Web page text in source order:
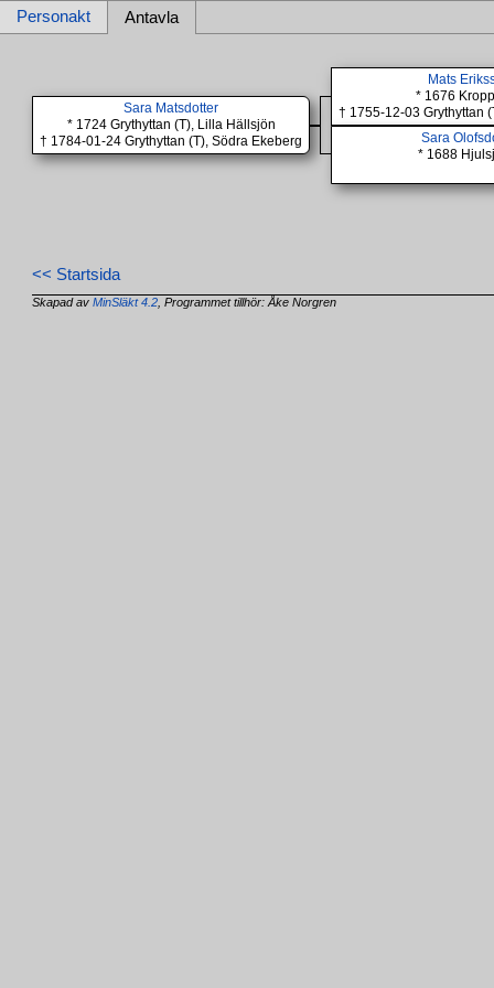
Personakt Antavla
Sara Matsdotter
* 1724 Grythyttan (T), Lilla Hällsjön
† 1784-01-24 Grythyttan (T), Södra Ekeberg
Mats
* 1676
† 1755-12-03 Grythyttan
Sara
* 1688
<< Startsida
Skapad avMinSläkt 4.2 , Programmet tillhör: Åke Norgren